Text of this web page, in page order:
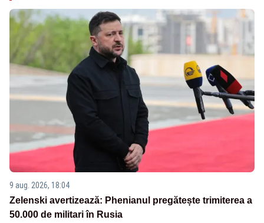
9 aug. 2026, 18:04
Zelenski avertizează: Phenianul pregătește trimiterea a
50.000 de militari în Rusia